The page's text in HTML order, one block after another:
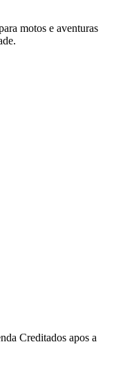
motos e aventuras
Creditados apos a